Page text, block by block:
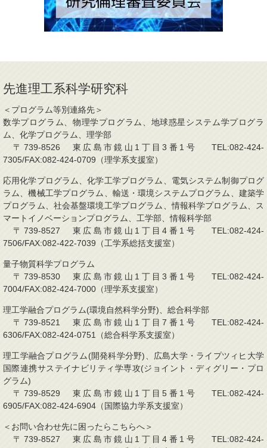
先進理工系科学研究科
＜プログラム等別連絡先＞
数学プログラム、物理学プログラム、地球惑星システム学プログラ
ム、化学プログラム、理学部
〒739-8526 東広島市鏡山1丁目3番1号 TEL:082-424-
7305/FAX:082-424-0709（理学系支援室）
応用化学プログラム、化学工学プログラム、電気システム制御プログ
ラム、機械工学プログラム、輸送・環境システムプログラム、建築学
プログラム、社会基盤環境工学プログラム、情報科学プログラム、ス
マートイノベーションプログラム、工学部、情報科学部
〒739-8527 東広島市鏡山1丁目4番1号 TEL:082-424-
7506/FAX:082-422-7039（工学系総括支援室）
量子物質科学プログラム
〒739-8530 東広島市鏡山1丁目3番1号 TEL:082-424-
7004/FAX:082-424-7000（理学系支援室）
理工学融合プログラム(環境自然科学分野)、総合科学部
〒739-8521 東広島市鏡山1丁目7番1号 TEL:082-424-
6306/FAX:082-424-0751（総合科学系支援室）
理工学融合プログラム(開発科学分野)、広島大学・ライプツィヒ大学
国際連携サステイナビリティ学専攻(ジョイント・ディグリー・プロ
グラム)
〒739-8529 東広島市鏡山1丁目5番1号 TEL:082-424-
6905/FAX:082-424-6904（国際協力学系支援室）
＜お問い合わせ先に困ったらこちらへ＞
〒739-8527 東広島市鏡山1丁目4番1号 TEL:082-424-